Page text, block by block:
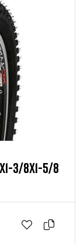
3/8X1-5/8